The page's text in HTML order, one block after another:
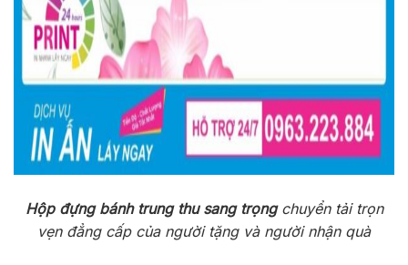
Hộp đựng bánh trung thu sang trọngchuyển tải trọn
vẹn đẳng cấp của người tặng và người nhận quà